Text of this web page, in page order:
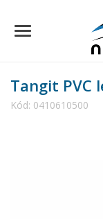
Tangit PVC
Kód: 0410610500